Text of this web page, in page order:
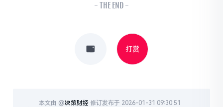
- THE END -
打赏
本文由 @决策财经 修订发布于 2026-01-31 09:30:51